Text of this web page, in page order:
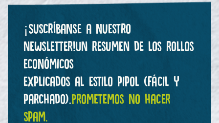
¡Suscríbanse a nuestro
newsletter!Un resumen de los rollos
económicos
explicados al estilo pipol (fácil y
parchado). Prometemos no hacer
spam.